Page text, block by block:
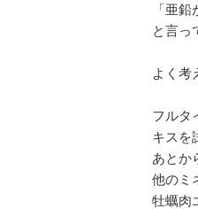
「亜
と言っ
よく考
フルタ
キスを
あとか
他のミ
牡蠣肉